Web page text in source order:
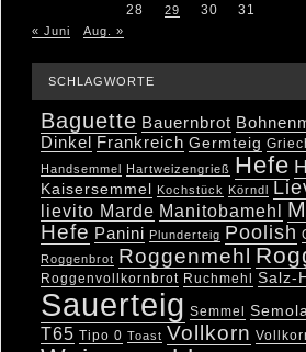
28
29 30 31
« Juni Aug. »
SCHLAGWORTE
Baguette Bauernbrot
Dinkel Frankreich Germteig
Handsemmel
Hartweizengrieß Hefe
Kaisersemmel Kochstück Körndl
lievito Marde Manitobamehl
Hefe Panini Plunderteig Poolish
Roggenbrot Roggenmehl
Roggenvollkornbrot Ruchmehl Salz-
Sauerteig Semmel
T65 Tipo 0 Toast Vollkorn